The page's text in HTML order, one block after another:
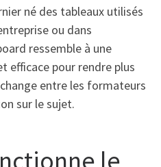
né des tableaux utilisés
ou dans
ressemble à une
efficace pour rendre plus
entre les formateurs
sur le sujet.
le